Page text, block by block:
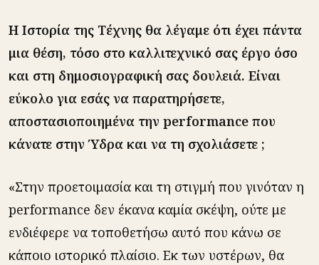
Η Ιστορία της Τέχνης θα λέγαμε ότι έχει πάντα
μια θέση, τόσο στο καλλιτεχνικό σας έργο όσο
και στη δημοσιογραφική σας δουλειά. Είναι
εύκολο για εσάς να παρατηρήσετε,
αποστασιοποιημένα την performance που
κάνατε στην Ύδρα και να τη σχολιάσετε ;
«Στην προετοιμασία και τη στιγμή που γινόταν η
performance δεν έκανα καμία σκέψη, ούτε με
ενδιέφερε να τοποθετήσω αυτό που κάνω σε
κάποιο ιστορικό πλαίσιο. Εκ των υστέρων, θα